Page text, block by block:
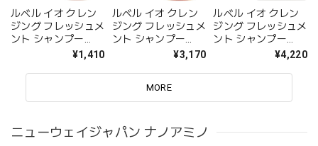
ルベル イオ クレン
ジング フレッシュメ
ント シャンプー
¥1,410
ルベル イオ クレン
ジング フレッシュメ
ント シャンプー
¥3,170
ルベル イオ クレン
ジング フレッシュメ
ント シャンプー
1000ml（レフィ¥4,220
MORE
ニューウェイジャパン ナノアミノ